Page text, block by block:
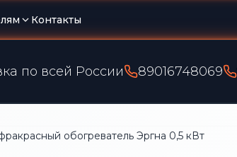
Контакты
по всей России 89016748069
обогреватель Эргна 0,5 кВт